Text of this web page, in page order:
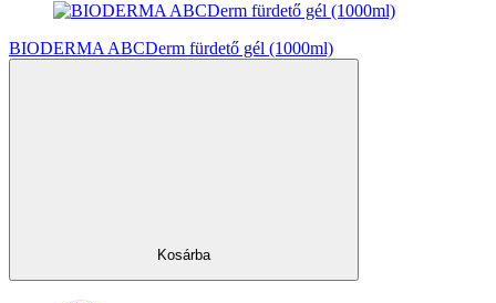
BIODERMA ABCDerm fürdető gél (1000ml)
Kosárba